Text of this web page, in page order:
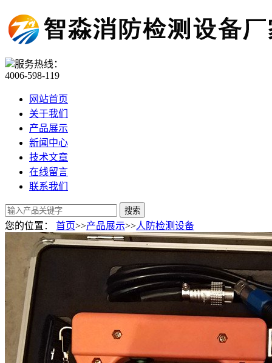
服务热线：
4006-598-119
网站首页
关于我们
产品展示
新闻中心
技术文章
在线留言
联系我们
您的位置： 首页>>产品展示>>人防检测设备